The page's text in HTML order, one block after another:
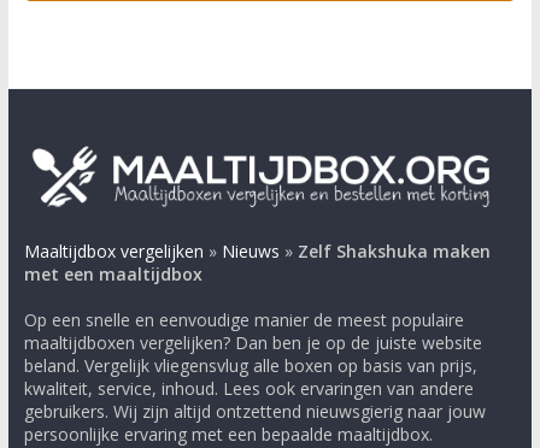
Maaltijdbox vergelijken » Nieuws » Zelf Shakshuka maken
met een maaltijdbox
Op een snelle en eenvoudige manier de meest populaire
maaltijdboxen vergelijken? Dan ben je op de juiste website
beland. Vergelijk vliegensvlug alle boxen op basis van prijs,
kwaliteit, service, inhoud. Lees ook ervaringen van andere
gebruikers. Wij zijn altijd ontzettend nieuwsgierig naar jouw
persoonlijke ervaring met een bepaalde maaltijdbox.